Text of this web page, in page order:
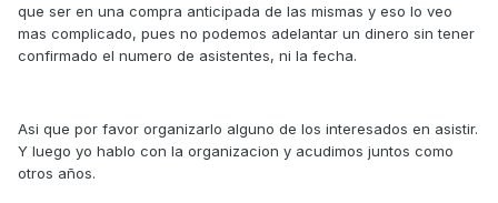
que ser en una compra anticipada de las mismas y eso lo veo
mas complicado, pues no podemos adelantar un dinero sin tener
confirmado el numero de asistentes, ni la fecha.
Asi que por favor organizarlo alguno de los interesados en asistir.
Y luego yo hablo con la organizacion y acudimos juntos como
otros años.